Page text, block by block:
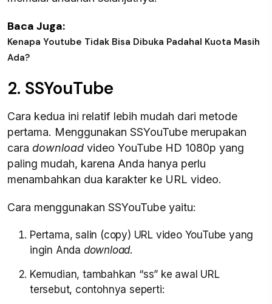
Baca Juga:
Kenapa Youtube Tidak Bisa Dibuka Padahal Kuota Masih
Ada?
2. SSYouTube
Cara kedua ini relatif lebih mudah dari metode
pertama. Menggunakan SSYouTube merupakan
cara download video YouTube HD 1080p yang
paling mudah, karena Anda hanya perlu
menambahkan dua karakter ke URL video.
Cara menggunakan SSYouTube yaitu:
Pertama, salin (copy) URL video YouTube yang
ingin Anda download.
Kemudian, tambahkan “ss” ke awal URL
tersebut, contohnya seperti: